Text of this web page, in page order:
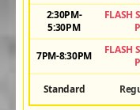
2:30PM-
5:30PM
FLASH
7PM-8:30PM
FLASH
Standard